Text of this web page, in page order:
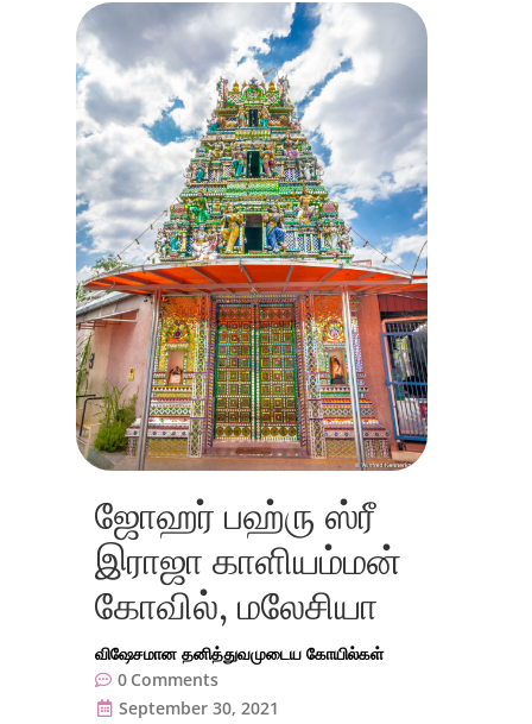
ஜோஹர் பஹ்ரு ஸ்ரீ
இராஜா காளியம்மன்
கோவில், மலேசியா
விஷேசமான தனித்துவமுடைய கோயில்கள்
0 Comments
September 30, 2021